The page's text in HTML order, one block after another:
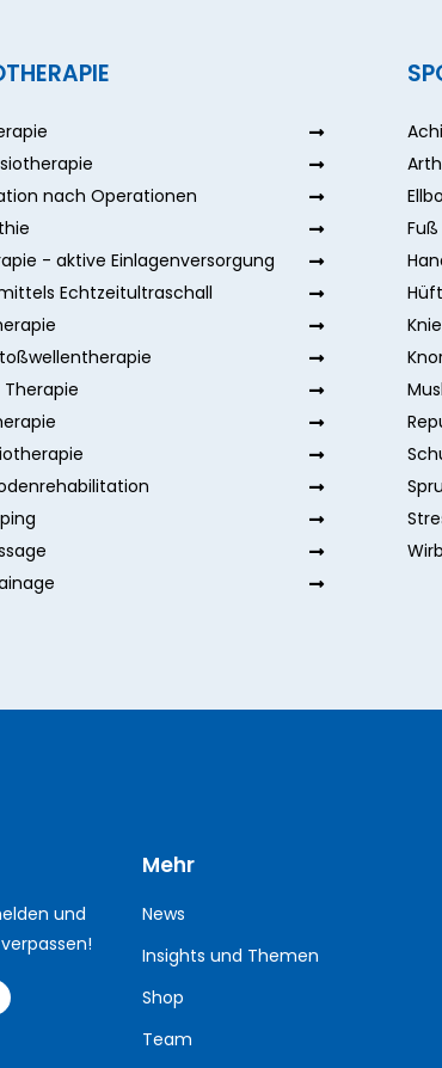
nach Operationen
- aktive Einlagenversorgung
Echtzeitultraschall
Therapie
Fuß
Knie
und
Mehr
News
Insights und Themen
Shop
Team